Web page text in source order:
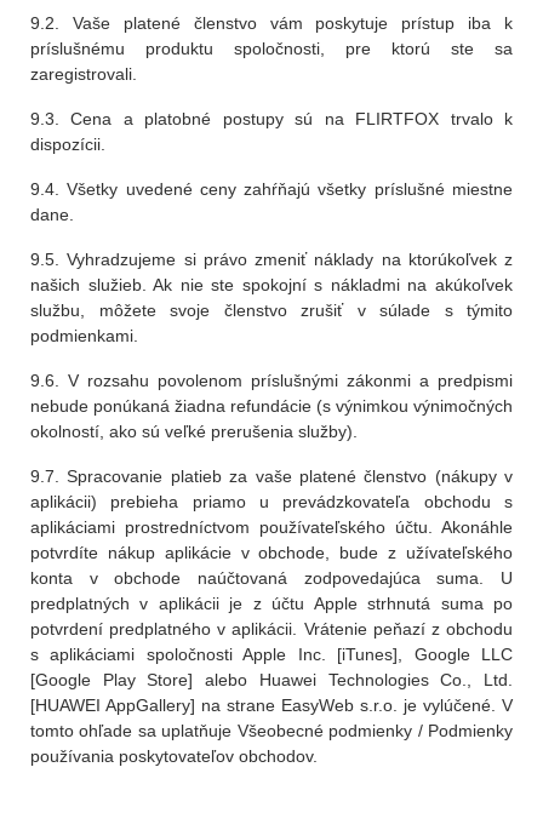
9.2. Vaše platené členstvo vám poskytuje prístup iba k
príslušnému produktu spoločnosti, pre ktorú ste sa
zaregistrovali.
9.3. Cena a platobné postupy sú na FLIRTFOX trvalo k
dispozícii.
9.4. Všetky uvedené ceny zahŕňajú všetky príslušné miestne
dane.
9.5. Vyhradzujeme si právo zmeniť náklady na ktorúkoľvek z
našich služieb. Ak nie ste spokojní s nákladmi na akúkoľvek
službu, môžete svoje členstvo zrušiť v súlade s týmito
podmienkami.
9.6. V rozsahu povolenom príslušnými zákonmi a predpismi
nebude ponúkaná žiadna refundácie (s výnimkou výnimočných
okolností, ako sú veľké prerušenia služby).
9.7. Spracovanie platieb za vaše platené členstvo (nákupy v
aplikácii) prebieha priamo u prevádzkovateľa obchodu s
aplikáciami prostredníctvom používateľského účtu. Akonáhle
potvrdíte nákup aplikácie v obchode, bude z užívateľského
konta v obchode naúčtovaná zodpovedajúca suma. U
predplatných v aplikácii je z účtu Apple strhnutá suma po
potvrdení predplatného v aplikácii. Vrátenie peňazí z obchodu
s aplikáciami spoločnosti Apple Inc. [iTunes], Google LLC
[Google Play Store] alebo Huawei Technologies Co., Ltd.
[HUAWEI AppGallery] na strane EasyWeb s.r.o. je vylúčené. V
tomto ohľade sa uplatňuje Všeobecné podmienky / Podmienky
používania poskytovateľov obchodov.